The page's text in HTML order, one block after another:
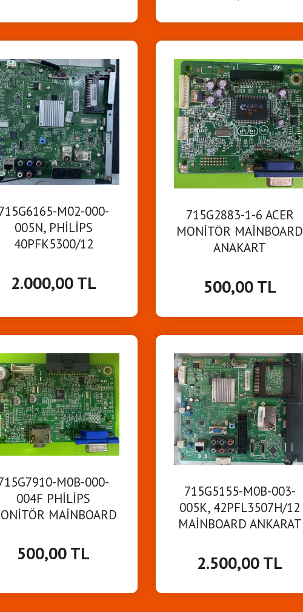
M02-000-
005N, PHİLİPS
40PFK5300/12
2.000,00 TL
715G2883-1-6 ACER
MONİTÖR MAİNBOARD
ANAKART
500,00 TL
M0B-000-
004F PHİLİPS
MAİNBOARD
500,00 TL
715G5155-M0B-003-
005K, 42PFL3507H/12
MAİNBOARD ANKARAT
2.500,00 TL